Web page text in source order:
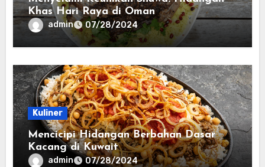
Khas Hari Raya di Oman
admin 07/28/2024
Kuliner
Mencicipi Hidangan Berbahan Dasar
Kacang di Kuwait
admin 07/28/2024